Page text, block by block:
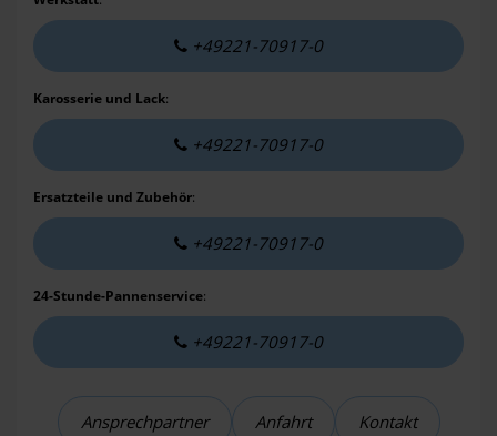
+49221-70917-0
Karosserie und Lack:
+49221-70917-0
Ersatzteile und Zubehör:
+49221-70917-0
24-Stunde-Pannenservice:
+49221-70917-0
Ansprechpartner Anfahrt Kontakt